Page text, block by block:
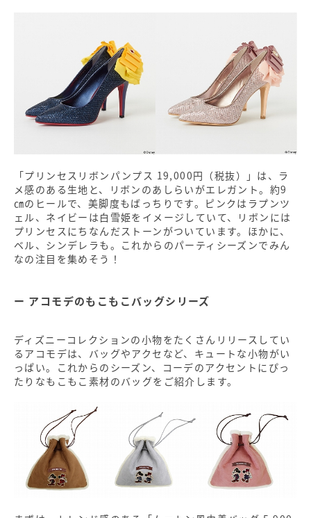
「プリンセスリボンパンプス 19,000円（税抜）」は、ラ
メ感のある生地と、リボンのあしらいがエレガント。約9
㎝のヒールで、美脚度もばっちりです。ピンクはラプンツ
ェル、ネイビーは白雪姫をイメージしていて、リボンには
プリンセスにちなんだストーンがついています。ほかに、
ベル、シンデレラも。これからのパーティシーズンでみん
なの注目を集めそう！
アコモデのもこもこバッグシリーズ
ディズニーコレクションの小物をたくさんリリースしてい
るアコモデは、バッグやアクセなど、キュートな小物がい
っぱい。これからのシーズン、コーデのアクセントにぴっ
たりなもこもこ素材のバッグをご紹介します。